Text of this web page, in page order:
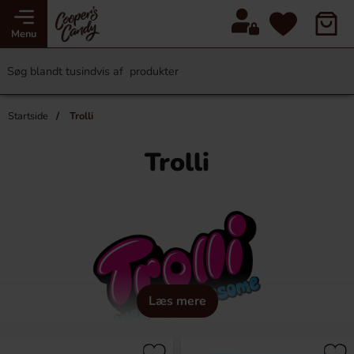
Menu
Startside Trolli
Trolli
Læs mere